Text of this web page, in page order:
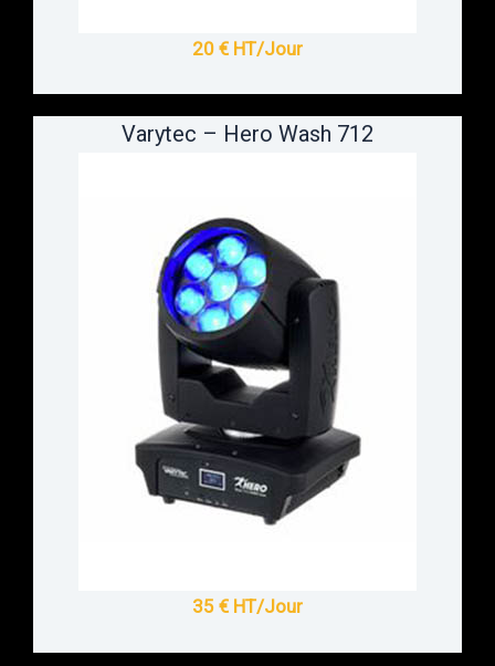
20 € HT/Jour
Varytec – Hero Wash 712
35 € HT/Jour